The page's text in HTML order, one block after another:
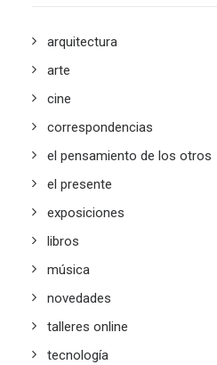
arquitectura
arte
cine
correspondencias
el pensamiento de los otros
el presente
exposiciones
libros
música
novedades
talleres online
tecnología